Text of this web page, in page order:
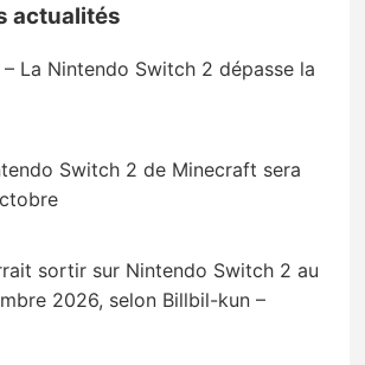
actualités
La Nintendo Switch 2 dépasse la
Switch 2 de Minecraft sera
sortir sur Nintendo Switch 2 au
2026, selon Billbil-kun –